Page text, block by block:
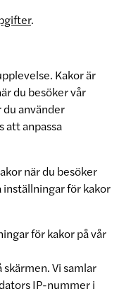
.
Kakor är
du besöker vår
använder
att anpassa
när du besöker
inställningar för kakor
för kakor på vår
Vi samlar
IP-nummer i